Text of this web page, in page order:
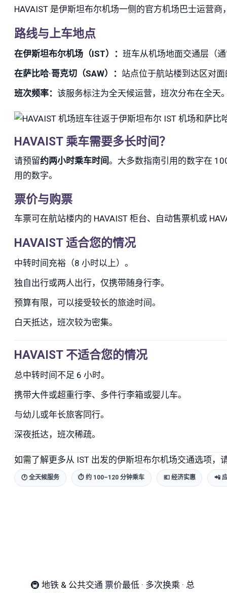
HAVAIST 是伊斯坦布尔机场一侧的官方机场巴士运营
路线与上车地点
在伊斯坦布尔机场（IST）：班车从机场地面交通层（
在萨比哈·哥克切（SAW）： 站点位于航站楼到达区对
班次频率：该服务标注为全天候运营，班次分布在全天
HAVAIST 乘车需要多长时间？
请预留约两小时乘车时间。大多数指南引用的数字在
用的数字。
票价与购票
车票可在航站楼内的 HAVAIST 柜台、自动售票机或
HAVAIST 适合您的情况
中转时间充裕（8 小时以上）。
独自出行或两人出行，仅携带随身行李。
预算有限，可以接受较长的旅途时间。
白天抵达，班次较为密集。
HAVAIST 不适合您的情况
总中转时间不足 6 小时。
携带大件或超重行李、多件行李箱或婴儿车。
与幼儿或年长旅客同行。
深夜抵达，班次稀疏。
如需了解更多从 IST 出发的伊斯坦布尔机场交通选项，
🕐 全天候服务 ⏱ 约 100–120 分钟乘车 💶 经济实惠 📲
🚇 地铁 & 公共交通 票价最低 · 多次换乘 · 总